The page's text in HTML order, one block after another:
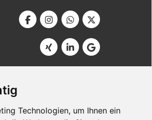
Technologien, um Ihnen ein